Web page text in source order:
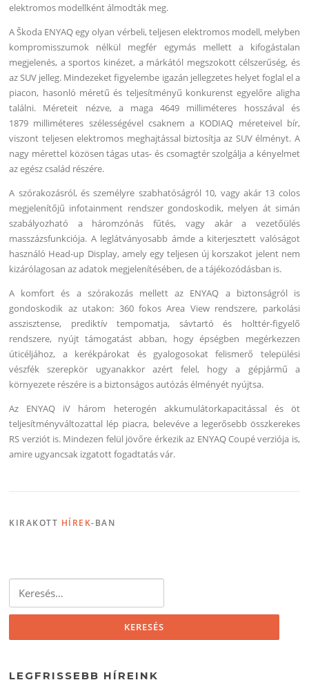
elektromos modellként álmodták meg.
A Škoda ENYAQ egy olyan vérbeli, teljesen elektromos modell, melyben
kompromisszumok nélkül megfér egymás mellett a kifogástalan
megjelenés, a sportos kinézet, a márkától megszokott célszerűség, és
az SUV jelleg. Mindezeket figyelembe igazán jellegzetes helyet foglal el a
piacon, hasonló méretű és teljesítményű konkurenst egyelőre aligha
találni. Méreteit nézve, a maga 4649 milliméteres hosszával és
1879 milliméteres szélességével csaknem a KODIAQ méreteivel bír,
viszont teljesen elektromos meghajtással biztosítja az SUV élményt. A
nagy mérettel közösen tágas utas- és csomagtér szolgálja a kényelmet
az egész család részére.
A szórakozásról, és személyre szabhatóságról 10, vagy akár 13 colos
megjelenítőjű infotainment rendszer gondoskodik, melyen át simán
szabályozható a háromzónás fűtés, vagy akár a vezetőülés
masszázsfunkciója. A leglátványosabb ámde a kiterjesztett valóságot
használó Head-up Display, amely egy teljesen új korszakot jelent nem
kizárólagosan az adatok megjelenítésében, de a tájékozódásban is.
A komfort és a szórakozás mellett az ENYAQ a biztonságról is
gondoskodik az utakon: 360 fokos Area View rendszere, parkolási
asszisztense, prediktív tempomatja, sávtartó és holttér-figyelő
rendszere, nyújt támogatást abban, hogy épségben megérkezzen
úticéljához, a kerékpárokat és gyalogosokat felismerő települési
vészfék szerepkör ugyanakkor azért felel, hogy a gépjármű a
környezete részére is a biztonságos autózás élményét nyújtsa.
Az ENYAQ iV három heterogén akkumulátorkapacitással és öt
teljesítményváltozattal lép piacra, belevéve a legerősebb összkerekes
RS verziót is. Mindezen felül jövőre érkezik az ENYAQ Coupé verziója is,
amire ugyancsak izgatott fogadtatás vár.
KIRAKOTT HÍREK-BAN
LEGFRISSEBB HÍREINK